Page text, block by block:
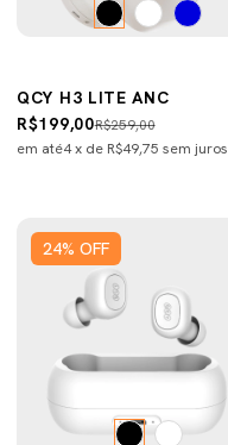
QCY H3 LITE ANC
R$259,00
R$199,00
em até4x de R$49,75 sem juros
24% OFF